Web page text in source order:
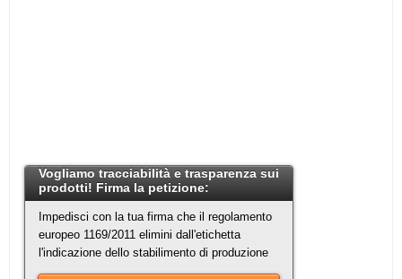
Vogliamo tracciabilità e trasparenza sui
prodotti! Firma la petizione:
Impedisci con la tua firma che il regolamento
europeo 1169/2011 elimini dall'etichetta
l'indicazione dello stabilimento di produzione